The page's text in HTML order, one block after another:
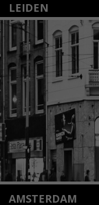
LEIDEN
Nieuwstraat 35
2312 KA Leiden
+31(0)71 – 52 84 480
info@kunsthuisleiden.nl
Lees meer
AMSTERDAM